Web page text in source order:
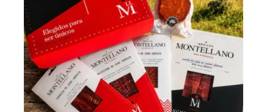
Pack Picnic Modo On